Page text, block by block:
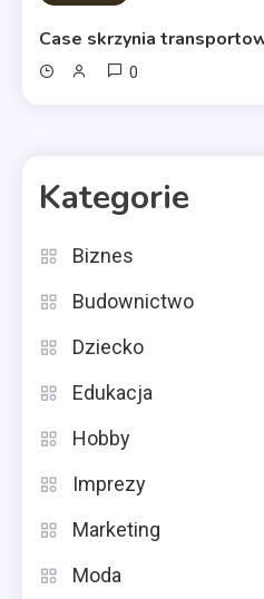
Case skrzynia
0
Kategorie
Biznes
Budownictwo
Dziecko
Edukacja
Hobby
Imprezy
Marketing
Moda